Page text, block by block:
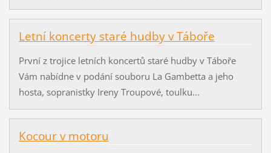
Letní koncerty staré hudby v Táboře
První z trojice letních koncertů staré hudby v Táboře
Vám nabídne v podání souboru La Gambetta a jeho
hosta, sopranistky Ireny Troupové, toulku...
Kocour v motoru